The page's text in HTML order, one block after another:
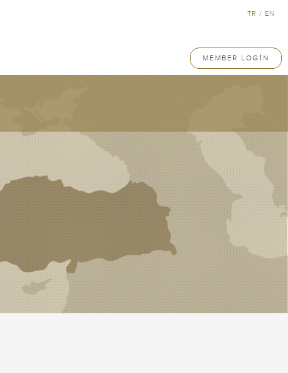
MEMBER LOGIN
TR / EN